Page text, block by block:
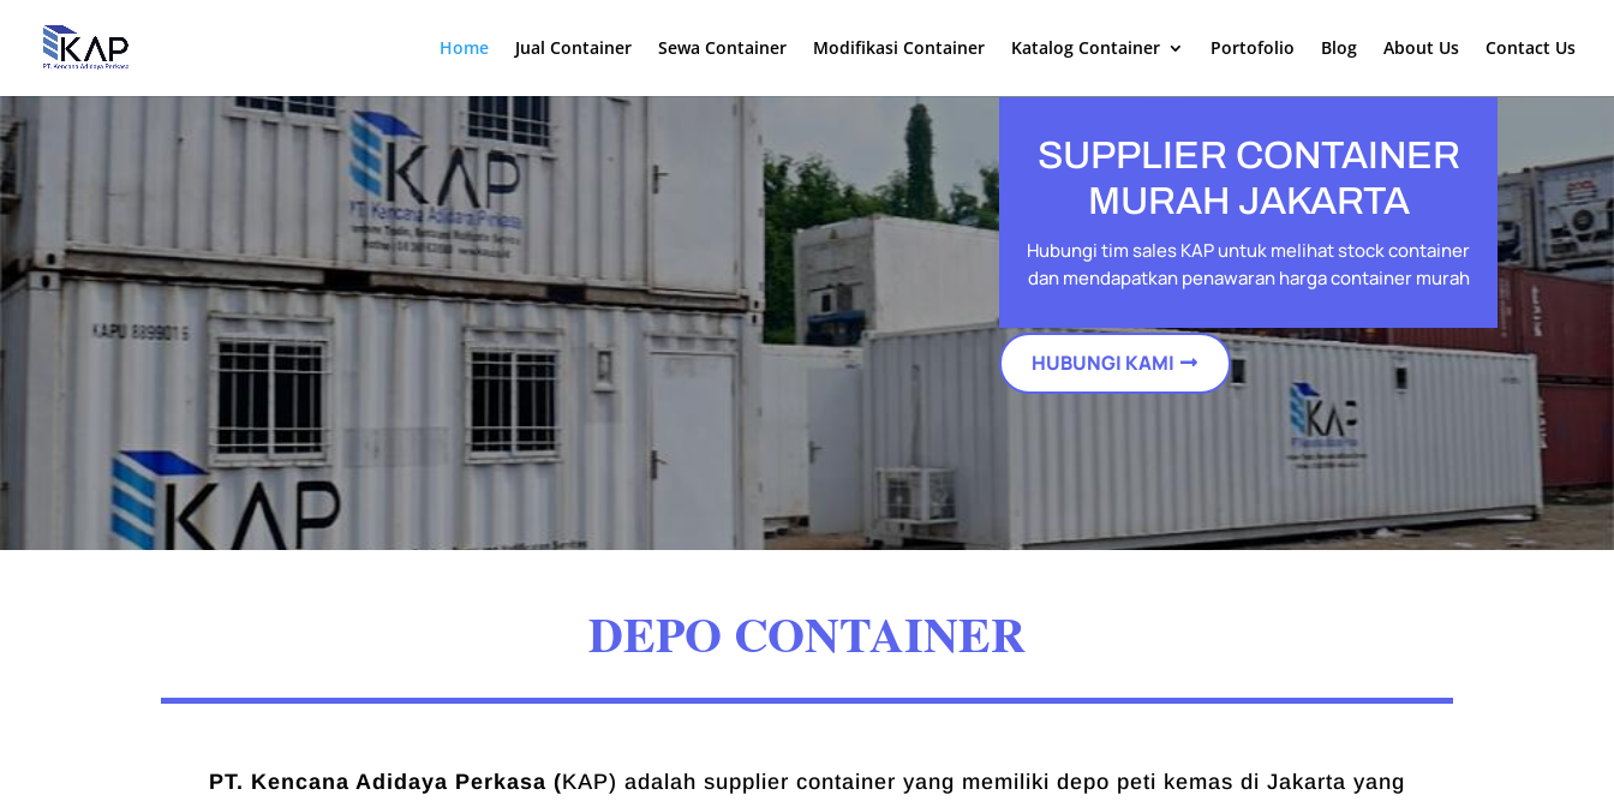
Home Jual Container Sewa Container Modifikasi Container Katalog Container Portofolio Blog About Us Contact Us
SUPPLIER CONTAINER
MURAH JAKARTA
Hubungi tim sales KAP untuk melihat stock container
dan mendapatkan penawaran harga container murah
HUBUNGI KAMI
DEPO CONTAINER
PT. Kencana Adidaya Perkasa (KAP) adalah supplier container yang memiliki depo peti kemas di Jakarta yang